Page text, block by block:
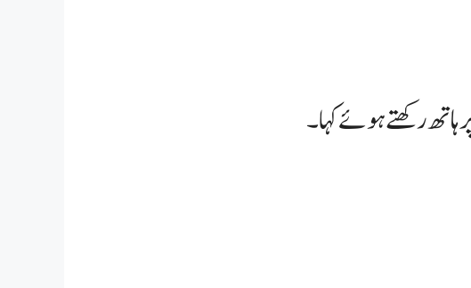
رکھتے ہوئے کہا۔